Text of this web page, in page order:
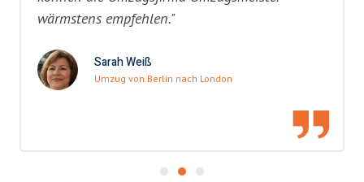
wärmstens empfehlen."
Sarah Weiß
Umzug von Berlin nach London